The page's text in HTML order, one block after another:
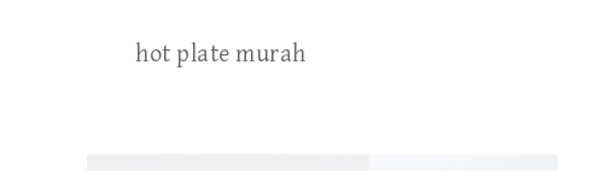
hot plate murah